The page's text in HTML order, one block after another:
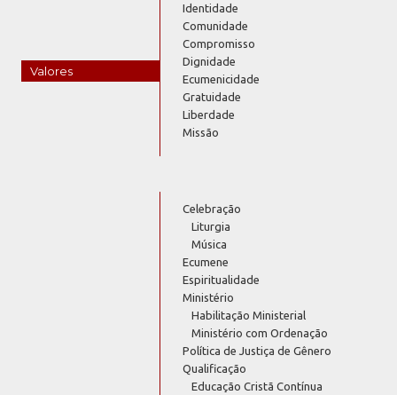
Valores
Identidade
Comunidade
Compromisso
Dignidade
Ecumenicidade
Gratuidade
Liberdade
Missão
Celebração
Liturgia
Música
Ecumene
Espiritualidade
Ministério
Habilitação Ministerial
Ministério com Ordenação
Política de Justiça de Gênero
Qualificação
Educação Cristã Contínua